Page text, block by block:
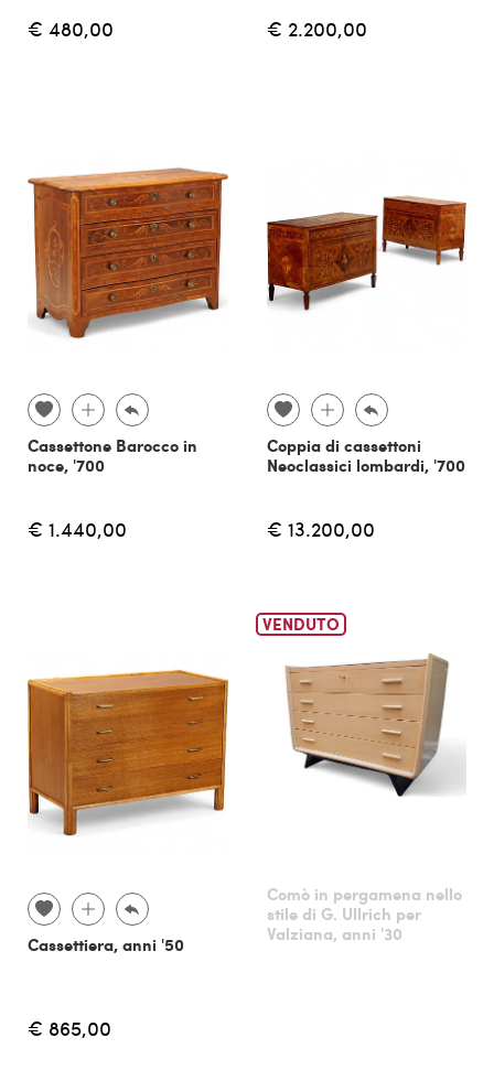
€ 480,00 € 2.200,00
Cassettone Barocco in
noce, '700
€ 1.440,00
Coppia di cassettoni
Neoclassici lombardi, '700
€ 13.200,00
Cassettiera, anni '50
€ 865,00
VENDUTO
Comò in pergamena nello
stile di G. Ullrich per
Valziana, anni '30